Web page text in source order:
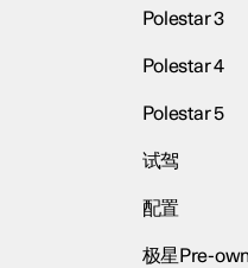
Polestar 3
Polestar 4
Polestar 5
试驾
配置
极星Pre-